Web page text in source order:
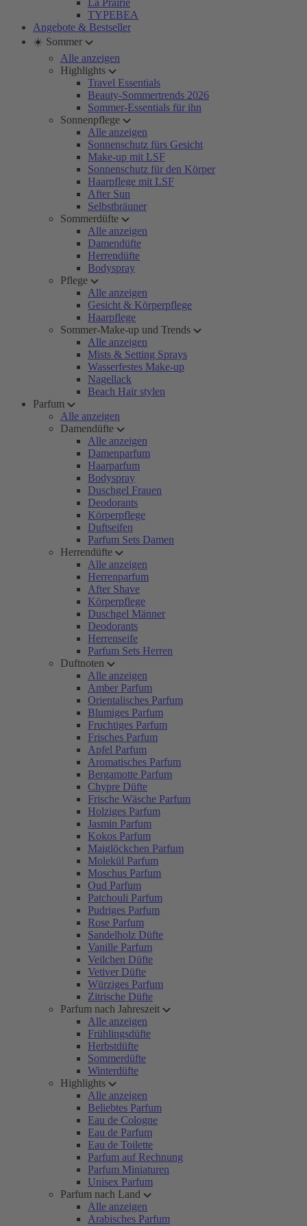
La Prairie
TYPEBEA
Angebote & Bestseller
☀️ Sommer
Alle anzeigen
Highlights
Travel Essentials
Beauty-Sommertrends 2026
Sommer-Essentials für ihn
Sonnenpflege
Alle anzeigen
Sonnenschutz fürs Gesicht
Make-up mit LSF
Sonnenschutz für den Körper
Haarpflege mit LSF
After Sun
Selbstbräuner
Sommerdüfte
Alle anzeigen
Damendüfte
Herrendüfte
Bodyspray
Pflege
Alle anzeigen
Gesicht & Körperpflege
Haarpflege
Sommer-Make-up und Trends
Alle anzeigen
Mists & Setting Sprays
Wasserfestes Make-up
Nagellack
Beach Hair stylen
Parfum
Alle anzeigen
Damendüfte
Alle anzeigen
Damenparfum
Haarparfum
Bodyspray
Duschgel Frauen
Deodorants
Körperpflege
Duftseifen
Parfum Sets Damen
Herrendüfte
Alle anzeigen
Herrenparfum
After Shave
Körperpflege
Duschgel Männer
Deodorants
Herrenseife
Parfum Sets Herren
Duftnoten
Alle anzeigen
Amber Parfum
Orientalisches Parfum
Blumiges Parfum
Fruchtiges Parfum
Frisches Parfum
Apfel Parfum
Aromatisches Parfum
Bergamotte Parfum
Chypre Düfte
Frische Wäsche Parfum
Holziges Parfum
Jasmin Parfum
Kokos Parfum
Maiglöckchen Parfum
Molekül Parfum
Moschus Parfum
Oud Parfum
Patchouli Parfum
Pudriges Parfum
Rose Parfum
Sandelholz Düfte
Vanille Parfum
Veilchen Düfte
Vetiver Düfte
Würziges Parfum
Zitrische Düfte
Parfum nach Jahreszeit
Alle anzeigen
Frühlingsdüfte
Herbstdüfte
Sommerdüfte
Winterdüfte
Highlights
Alle anzeigen
Beliebtes Parfum
Eau de Cologne
Eau de Parfum
Eau de Toilette
Parfum auf Rechnung
Parfum Miniaturen
Unisex Parfum
Parfum nach Land
Alle anzeigen
Arabisches Parfum